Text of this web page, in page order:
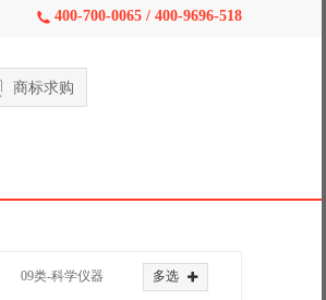
 400-700-0065 / 400-9696-518
商标求购
多选 
09类-科学仪器